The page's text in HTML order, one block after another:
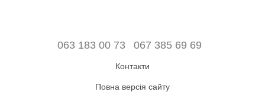
063 183 00 73 067 385 69 69
Контакти
Повна версія сайту